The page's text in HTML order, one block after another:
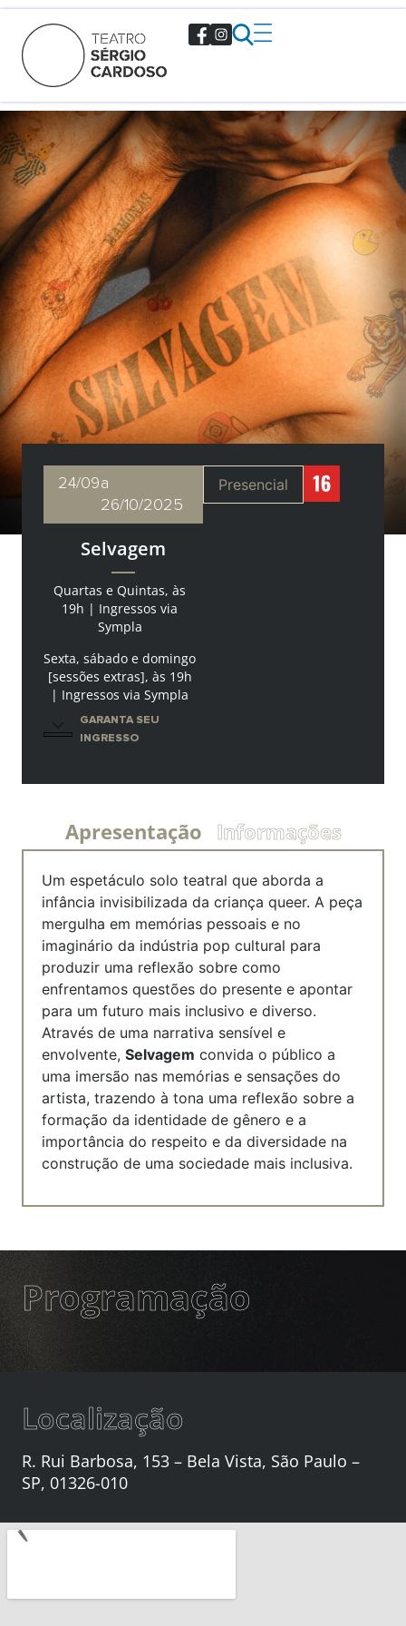
24/09a
26/10/2025
Selvagem
Quartas e Quintas, às
19h | Ingressos via
Sympla
Sexta, sábado e domingo
[sessões extras], às 19h
| Ingressos via Sympla
GARANTA SEU
INGRESSO
Presencial
Apresentação Informações
Um espetáculo solo teatral que aborda a
infância invisibilizada da criança queer. A peça
mergulha em memórias pessoais e no
imaginário da indústria pop cultural para
produzir uma reflexão sobre como
enfrentamos questões do presente e apontar
para um futuro mais inclusivo e diverso.
Através de uma narrativa sensível e
envolvente, Selvagem convida o público a
uma imersão nas memórias e sensações do
artista, trazendo à tona uma reflexão sobre a
formação da identidade de gênero e a
importância do respeito e da diversidade na
construção de uma sociedade mais inclusiva.
Programação
Localização
R. Rui Barbosa, 153 – Bela Vista, São Paulo –
SP, 01326-010